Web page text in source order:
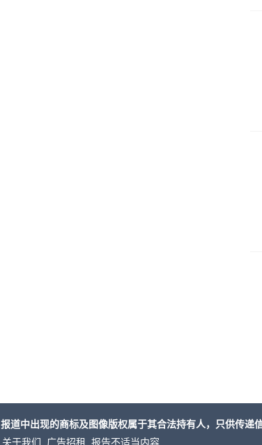
报道中出现的商标及图像版权属于其合法持有人，只供传递
关于我们
广告招租 报告不适当内容